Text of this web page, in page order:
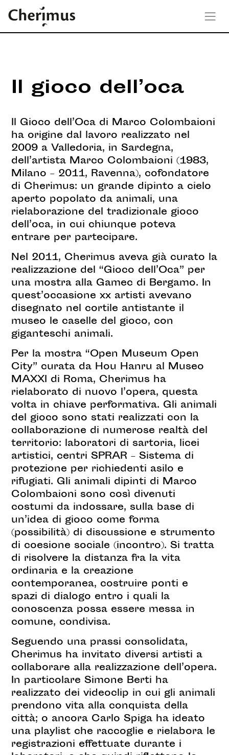
Il gioco dell’oca
Il Gioco dell’Oca di Marco Colombaioni
ha origine dal lavoro realizzato nel
2009 a Valledoria, in Sardegna,
dell’artista Marco Colombaioni (1983,
Milano – 2011, Ravenna), cofondatore
di Cherimus: un grande dipinto a cielo
aperto popolato da animali, una
rielaborazione del tradizionale gioco
dell’oca, in cui chiunque poteva
entrare per partecipare.
Nel 2011, Cherimus aveva già curato la
realizzazione del “Gioco dell’Oca” per
una mostra alla Gamec di Bergamo. In
quest’occasione xx artisti avevano
disegnato nel cortile antistante il
museo le caselle del gioco, con
giganteschi animali.
Per la mostra “Open Museum Open
City” curata da Hou Hanru al Museo
MAXXI di Roma, Cherimus ha
rielaborato di nuovo l’opera, questa
volta in chiave performativa. Gli animali
del gioco sono stati realizzati con la
collaborazione di numerose realtà del
territorio: laboratori di sartoria, licei
artistici, centri SPRAR – Sistema di
protezione per richiedenti asilo e
rifugiati. Gli animali dipinti di Marco
Colombaioni sono così divenuti
costumi da indossare, sulla base di
un’idea di gioco come forma
(possibilità) di discussione e strumento
di coesione sociale (incontro). Si tratta
di risolvere la distanza fra la vita
ordinaria e la creazione
contemporanea, costruire ponti e
spazi di dialogo entro i quali la
conoscenza possa essere messa in
comune, condivisa.
Seguendo una prassi consolidata,
Cherimus ha invitato diversi artisti a
collaborare alla realizzazione dell’opera.
In particolare Simone Berti ha
realizzato dei videoclip in cui gli animali
prendono vita alla conquista della
città; o ancora Carlo Spiga ha ideato
una playlist che raccoglie e rielabora le
registrazioni effettuate durante i